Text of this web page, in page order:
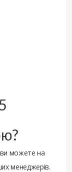
ви можете на
менеджерів.